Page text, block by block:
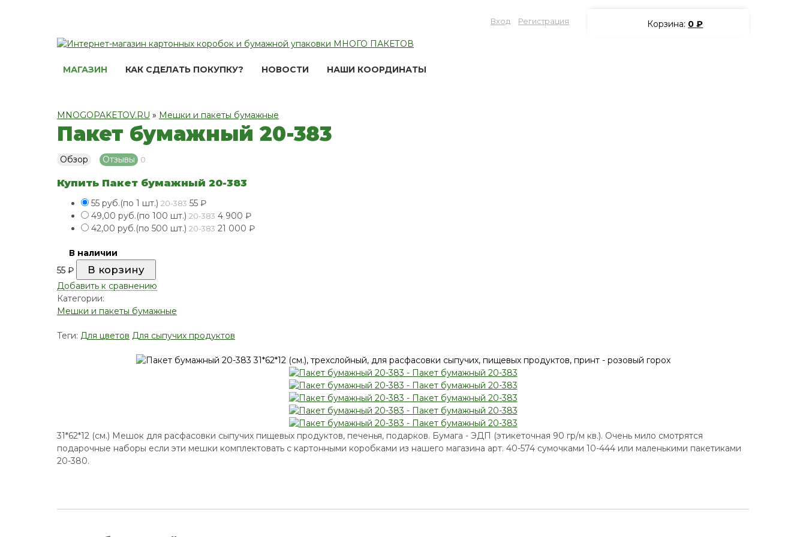
Корзина: 0₽
Вход Регистрация
МАГАЗИН КАК СДЕЛАТЬ ПОКУПКУ? НОВОСТИ НАШИ КООРДИНАТЫ
MNOGOPAKETOV.RU » Мешки и пакеты бумажные
Пакет бумажный 20-383
Обзор Отзывы 0
Купить Пакет бумажный 20-383
55 руб.(по 1 шт.) 20-383 55 ₽
49,00 руб.(по 100 шт.) 20-383 4 900 ₽
42,00 руб.(по 500 шт.) 20-383 21 000 ₽
В наличии
55 ₽
Добавить к сравнению
Категории:
Мешки и пакеты бумажные
Теги: Для цветов Для сыпучих продуктов
31*62*12 (см.) Мешок для расфасовки сыпучих пищевых продуктов, печенья, подарков. Бумага - ЭДП (этикеточная 90 гр/м кв.). Очень мило смотрятся
подарочные наборы если эти мешки комплектовать с картонными коробками из нашего магазина арт. 40-574 сумочками 10-444 или маленькими пакетиками
20-380.